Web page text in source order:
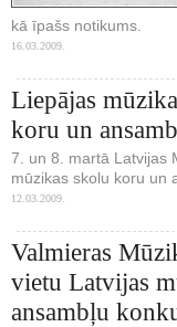
kā īpašs notikums.
16.03.2009.
Liepājas
koru un
7. un 8. martā Latvijas
mūzikas skolu koru un
12.03.2009.
Valmieras
vietu Latvijas
ansambļu